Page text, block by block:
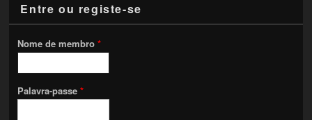
Entre ou registe-se
Nome de membro*
Palavra-passe*